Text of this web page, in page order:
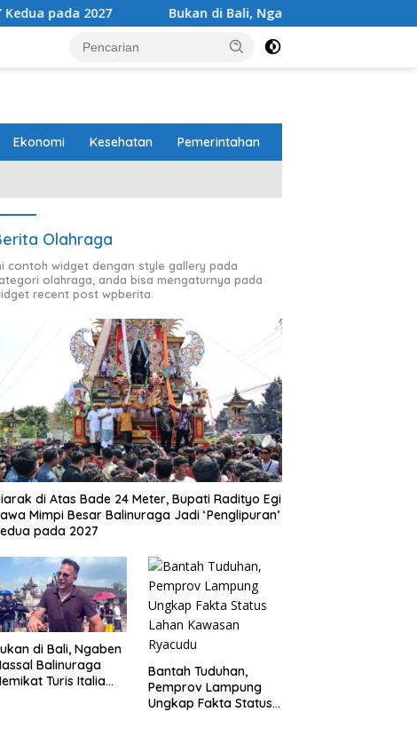
2027 Bukan di Bali, Ngaben Massal Balinuraga Memikat
Ekonomi Kesehatan Pemerintahan
Olahraga
contoh widget dengan style gallery pada
olahraga, anda bisa mengaturnya pada
recent post wpberita.
di Atas Bade 24 Meter, Bupati Radityo Egi
Mimpi Besar Balinuraga Jadi ‘Penglipuran’
pada 2027
di Bali, Ngaben
Balinuraga
Turis Italia
Bantah Tuduhan,
Pemprov Lampung
Ungkap Fakta Status